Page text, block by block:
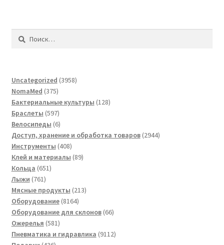
Найти:
Uncategorized 39583958
NomaMed 375375
товаров
Бактериальные культуры 128128
Браслеты 597597
товаров
Велосипеды 66
товаров
Доступ, хранение и обработка товаров 29442944
Инструменты 408408
товаров
Клей и материалы 8989
Кольца 651651
Лыжи 761761
товар
Мясные продукты 213213
Оборудование 81648164
товара
Оборудование для склонов 6666
Ожерелья 581581
товар
Пневматика и гидравлика 91129112